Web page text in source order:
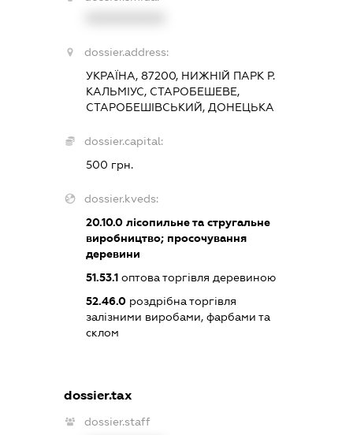
dossier.address:
УКРАЇНА, 87200, НИЖНІЙ ПАРК Р.
КАЛЬМІУС, СТАРОБЕШЕВЕ,
СТАРОБЕШІВСЬКИЙ, ДОНЕЦЬКА
dossier.capital:
500 грн.
dossier.kveds:
20.10.0лісопильне та стругальне
виробництво; просочування
деревини
51.53.1оптова торгівля деревиною
52.46.0роздрібна торгівля
залізними виробами, фарбами та
склом
dossier.tax
dossier.staff